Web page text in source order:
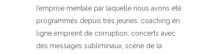
l’emprise mentale par laquelle nous avons été
programmés depuis très jeunes: coaching en
ligne empreint de corruption, concerts avec
des messages subliminaux, scène de la